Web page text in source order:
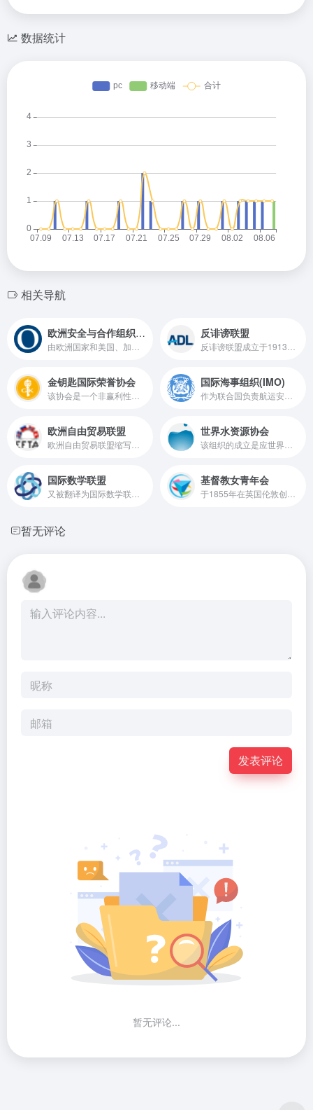
数据统计
相关导航
欧洲安全与合作组织(OSCE) 反诽谤联盟
金钥匙国际荣誉协会 国际海事组织(IMO)
欧洲自由贸易联盟 世界水资源协会
国际数学联盟 基督教女青年会
暂无评论
发表评论
暂无评论...